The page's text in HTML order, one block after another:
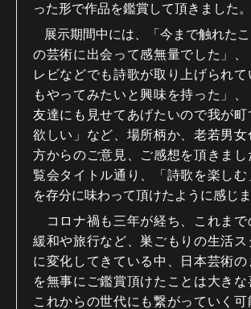
った形で作品を鑑賞して頂きました。
展示期間中には、「今まで触れた
の芸術に出会って感無量でした」、
レビなどでも詩歌が取り上げられて
もやってみたいと興味を持った」
友達にも見せてあげたいので我が町
欲しい」など、場所柄か、老若男
方からのご意見、ご感想を頂きまし
覧会タイトル通り、「詩歌を楽しむ
を存分に味わって頂けたように感じま
コロナ禍も三年が経ち、これまで
緩和や旅行など、巣ごもりの生活ス
に変化してきている中、日本芸術の
を無事にご鑑賞頂けたことは大きな
これからの世代にも繋がっていく可